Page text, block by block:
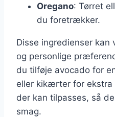
Oregano: Tørret
du foretrækker.
Disse ingredienser
og personlige
du tilføje avocado for
eller kikærter for ekstra
der kan tilpasses, så
smag.